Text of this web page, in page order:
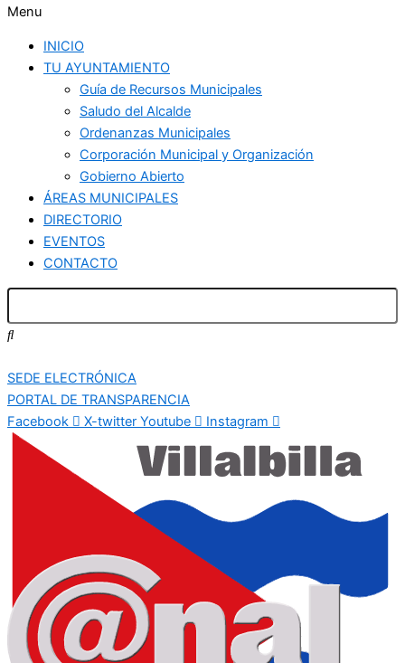
Menu
INICIO
TU AYUNTAMIENTO
Guía de Recursos Municipales
Saludo del Alcalde
Ordenanzas Municipales
Corporación Municipal y Organización
Gobierno Abierto
ÁREAS MUNICIPALES
DIRECTORIO
EVENTOS
CONTACTO
SEDE ELECTRÓNICA
PORTAL DE TRANSPARENCIA
Facebook
X-twitter Youtube Instagram